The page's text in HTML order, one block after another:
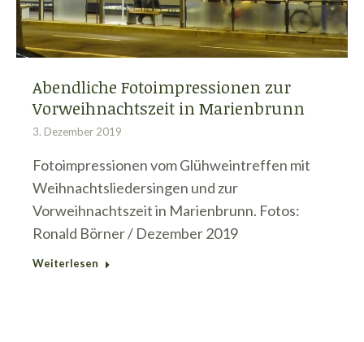
Abendliche Fotoimpressionen zur
Vorweihnachtszeit in Marienbrunn
3. Dezember 2019
Fotoimpressionen vom Glühweintreffen mit
Weihnachtsliedersingen und zur
Vorweihnachtszeit in Marienbrunn. Fotos:
Ronald Börner / Dezember 2019
Weiterlesen